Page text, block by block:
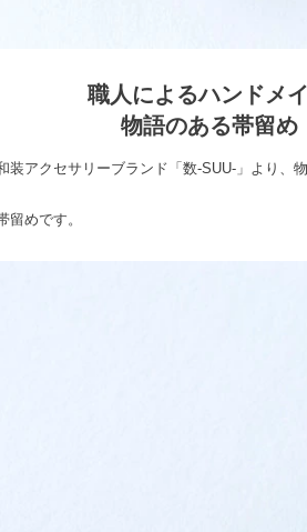
職人によるハンドメ
物語のある帯留め
装アクセサリーブランド「数-SUU-」より、
めです。